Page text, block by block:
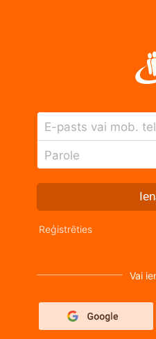
E-pasts vai mob.
Parole
Reģistrēties
Vai